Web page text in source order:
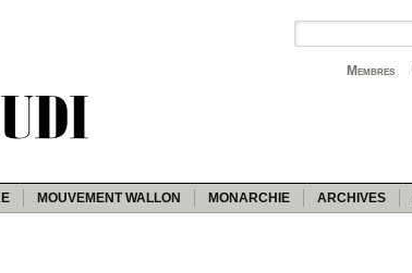
Membres
MOUVEMENT WALLON MONARCHIE ARCHIVES